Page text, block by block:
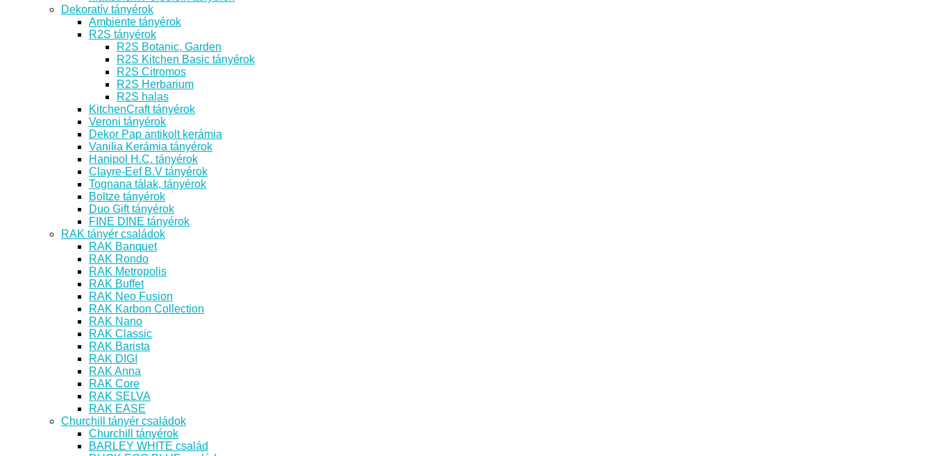
Dekoratív tányérok
Ambiente tányérok
R2S tányérok
R2S Botanic, Garden
R2S Kitchen Basic tányérok
R2S Citromos
R2S Herbarium
R2S halas
KitchenCraft tányérok
Veroni tányérok
Dekor Pap antikolt kerámia
Vanilia Kerámia tányérok
Hanipol H.C. tányérok
Clayre-Eef B.V tányérok
Tognana tálak, tányérok
Boltze tányérok
Duo Gift tányérok
FINE DINE tányérok
RAK tányér családok
RAK Banquet
RAK Rondo
RAK Metropolis
RAK Buffet
RAK Neo Fusion
RAK Karbon Collection
RAK Nano
RAK Classic
RAK Barista
RAK DIGI
RAK Anna
RAK Core
RAK SELVA
RAK EASE
Churchill tányér családok
Churchill tányérok
BARLEY WHITE család